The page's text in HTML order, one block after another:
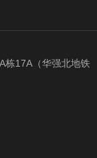
栋17A（华强北地铁